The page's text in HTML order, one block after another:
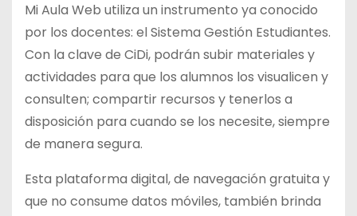
Mi Aula Web utiliza un instrumento ya conocido
por los docentes: el Sistema Gestión Estudiantes.
Con la clave de CiDi, podrán subir materiales y
actividades para que los alumnos los visualicen y
consulten; compartir recursos y tenerlos a
disposición para cuando se los necesite, siempre
de manera segura.
Esta plataforma digital, de navegación gratuita y
que no consume datos móviles, también brinda